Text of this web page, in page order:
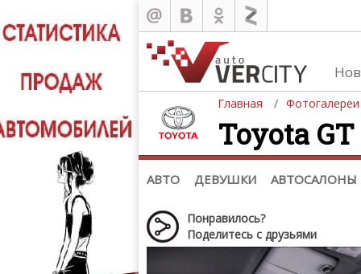
Главная Фотогалереи
Toyota GT
АВТО ДЕВУШКИ АВТОСАЛОНЫ
Автомобили
Последние добавления
Список марок
(+1102)
Понравилось?
Поделитесь с друзьями